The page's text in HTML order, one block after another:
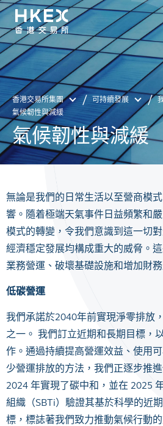
香港交易所集團 可持續發展
氣候韌性與減緩
氣候韌性與減緩
無論是我們的日常生活以至營商模
響。隨着極端天氣事件日益頻繁和
模式的轉變，令我們意識到這一切
經濟穩定發展均構成重大的威脅。
業務營運、破壞基礎設施和增加財
低碳營運
我們承諾於2040年前實現淨零排放
之一。 我們訂立近期和長期目標，
作。通過持續提高營運效益、使用
少營運排放的方法，我們正逐步推
2024 年實現了碳中和，並在 2025
組織（SBTi）驗證其基於科學的近
標，標誌著我們致力推動氣候行動